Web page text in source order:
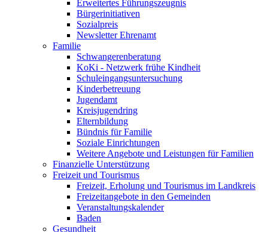
Erweitertes Führungszeugnis
Bürgerinitiativen
Sozialpreis
Newsletter Ehrenamt
Familie
Schwangerenberatung
KoKi - Netzwerk frühe Kindheit
Schuleingangsuntersuchung
Kinderbetreuung
Jugendamt
Kreisjugendring
Elternbildung
Bündnis für Familie
Soziale Einrichtungen
Weitere Angebote und Leistungen für Familien
Finanzielle Unterstützung
Freizeit und Tourismus
Freizeit, Erholung und Tourismus im Landkreis
Freizeitangebote in den Gemeinden
Veranstaltungskalender
Baden
Gesundheit